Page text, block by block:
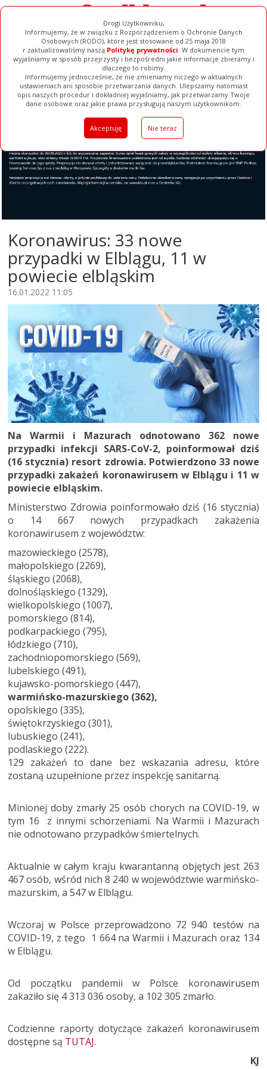
Drogi Użytkowniku,
Informujemy, że w związku z Rozporządzeniem o Ochronie Danych
Osobowych (RODO), które jest stosowane od 25 maja 2018
r.zaktualizowaliśmy naszą Politykę prywatności. W dokumencie tym
wyjaśniamy w sposób przejrzysty i bezpośredni jakie informacje zbieramy i
dlaczego to robimy.
Informujemy jednocześnie, że nie zmieniamy niczego w aktualnych
ustawieniach ani sposobie przetwarzania danych. Ulepszamy natomiast
opis naszych procedur i dokładniej wyjaśniamy, jak przetwarzamy Twoje
dane osobowe oraz jakie prawa przysługują naszym użytkownikom.
Akceptuję Nie teraz
Ogłoszenia Filmy Galerie Baza Firm Pełna Wersja
Koronawirus: 33 nowe
przypadki w Elblągu, 11 w
powiecie elbląskim
16.01.2022 11:05
Na Warmii i Mazurach odnotowano 362 nowe
przypadki infekcji SARS-CoV-2, poinformował dziś
(16 stycznia) resort zdrowia. Potwierdzono 33 nowe
przypadki zakażeń koronawirusem w Elblągu i 11 w
powiecie elbląskim.
Ministerstwo Zdrowia poinformowało dziś (16 stycznia)
o 14 667 nowych przypadkach zakażenia
koronawirusem z województw:
mazowieckiego (2578),
małopolskiego (2269),
śląskiego (2068),
dolnośląskiego (1329),
wielkopolskiego (1007),
pomorskiego (814),
podkarpackiego (795),
łódzkiego (710),
zachodniopomorskiego (569),
lubelskiego (491),
kujawsko-pomorskiego (447),
warmińsko-mazurskiego (362),
opolskiego (335),
świętokrzyskiego (301),
lubuskiego (241),
podlaskiego (222).
129 zakażeń to dane bez wskazania adresu, które
zostaną uzupełnione przez inspekcję sanitarną.
Minionej doby zmarły 25 osób chorych na COVID-19, w
tym 16 z innymi schorzeniami. Na Warmii i Mazurach
nie odnotowano przypadków śmiertelnych.
Aktualnie w całym kraju kwarantanną objętych jest 263
467 osób, wśród nich 8 240 w województwie warmińsko-
mazurskim, a 547 w Elblągu.
Wczoraj w Polsce przeprowadzono 72 940 testów na
COVID-19, z tego 1 664 na Warmii i Mazurach oraz 134
w Elblągu.
Od początku pandemii w Polsce koronawirusem
zakaziło się 4 313 036 osoby, a 102 305 zmarło.
Codzienne raporty dotyczące zakażeń koronawirusem
dostępne są TUTAJ.
KJ